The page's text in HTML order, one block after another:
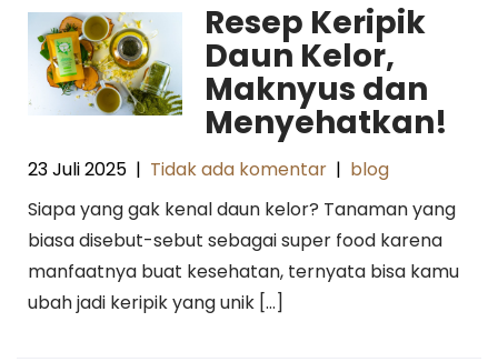
Resep Keripik
Daun Kelor,
Maknyus dan
Menyehatkan!
23 Juli 2025 | Tidak ada komentar | blog
Siapa yang gak kenal daun kelor? Tanaman yang
biasa disebut-sebut sebagai super food karena
manfaatnya buat kesehatan, ternyata bisa kamu
ubah jadi keripik yang unik […]